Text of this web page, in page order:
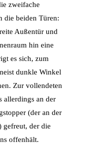
zweifache
die beiden Türen:
Außentür und
hin eine
es sich, zum
dunkle Winkel
Zur vollendeten
allerdings an der
(der an der
gefreut, der die
offenhält.